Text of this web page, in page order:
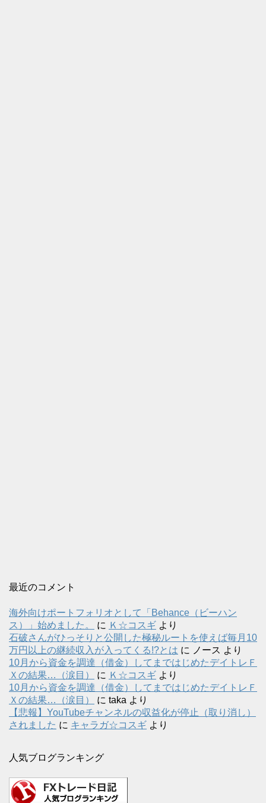
最近のコメント
海外向けポートフォリオとして「Behance（ビーハン
ス）」始めました。
に Ｋ☆コスギ より
石破さんがひっそりと公開した極秘ルートを使えば毎月10
万円以上の継続収入が入ってくる!?とは に ノース より
10月から資金を調達（借金）してまではじめたデイトレＦ
Ｘの結果…（涙目）
に Ｋ☆コスギ より
10月から資金を調達（借金）してまではじめたデイトレＦ
Ｘの結果…（涙目）
に taka より
【悲報】YouTubeチャンネルの収益化が停止（取り消し）
されました に キャラガ☆コスギ より
人気ブログランキング